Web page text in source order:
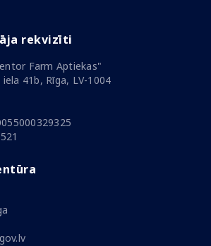
rekvizīti
Farm Aptiekas"
41b, Rīga, LV-1004